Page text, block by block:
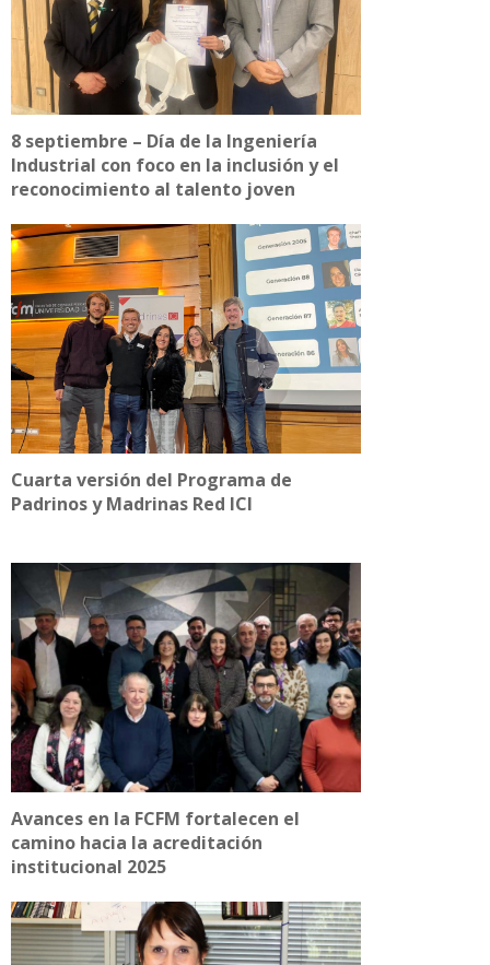
8 septiembre – Día de la Ingeniería
Industrial con foco en la inclusión y el
reconocimiento al talento joven
Cuarta versión del Programa de
Padrinos y Madrinas Red ICI
Avances en la FCFM fortalecen el
camino hacia la acreditación
institucional 2025